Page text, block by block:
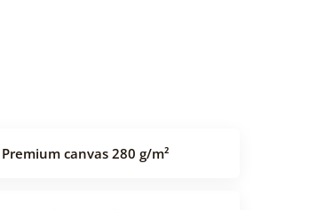
Premium canvas 280 g/m²